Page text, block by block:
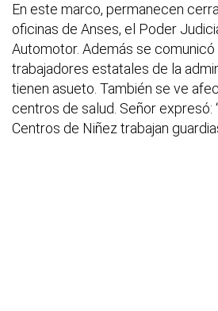
En este marco, permanecen
oficinas de Anses, el Poder
Automotor. Además se
trabajadores estatales de la
tienen asueto. También se ve
centros de salud. Señor expresó:
Centros de Niñez trabajan